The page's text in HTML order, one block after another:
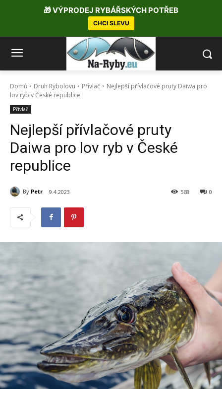
Domů Druh Rybolovu Přívlač
Nejlepší přívlačové pruty Daiwa pro
lov ryb v České republice
Přívlač
Nejlepší přívlačové pruty
Daiwa pro lov ryb v České
republice
By Petr 9.4.2023 0
568
🎁 VÝPRODEJ RYBÁŘSKÝCH POTŘEB
CHCI SLEVU